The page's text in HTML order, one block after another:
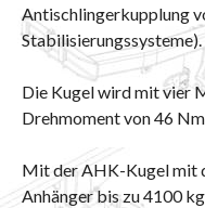
Antischlingerkupplung
Stabilisierungssysteme).
Die Kugel wird mit vier
Drehmoment von 46
Mit der AHK-Kugel mit
Anhänger bis zu 4100